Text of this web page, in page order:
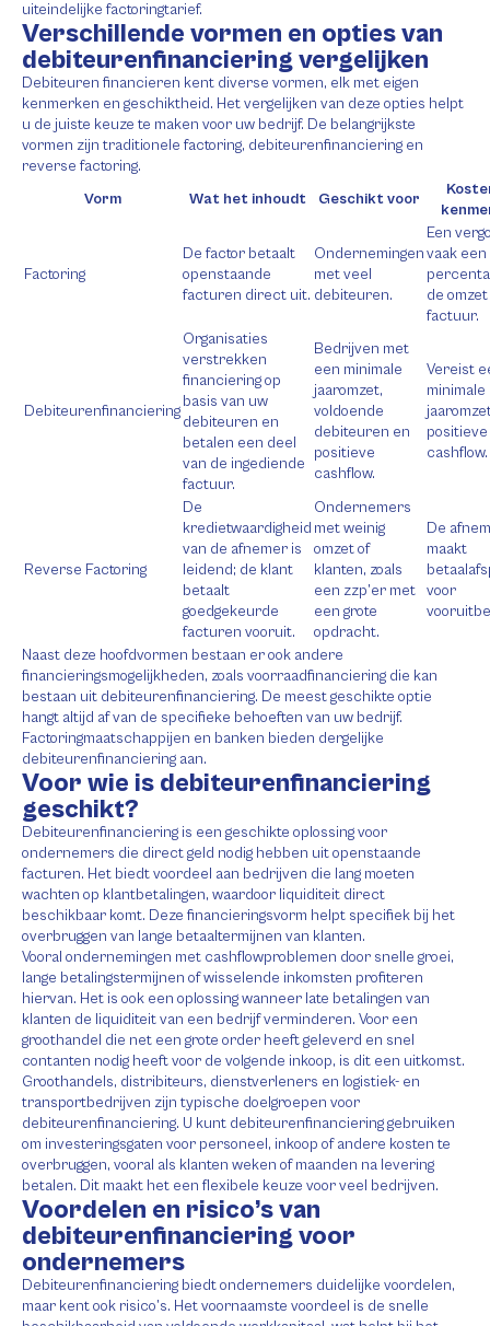
uiteindelijke factoringtarief.
Verschillende vormen en opties van
debiteurenfinanciering vergelijken
Debiteuren financieren kent diverse vormen, elk met eigen
kenmerken en geschiktheid. Het vergelijken van deze opties helpt
u de juiste keuze te maken voor uw bedrijf. De belangrijkste
vormen zijn traditionele factoring, debiteurenfinanciering en
reverse factoring.
Vorm
Wat het inhoudt Geschikt voor
Factoring
De factor betaalt
openstaande
facturen direct uit.
Ondernemingen
met veel
debiteuren.
Een
vaak een
de
factuur.
Debiteurenfinanciering
Organisaties
verstrekken
financiering op
basis van uw
debiteuren en
betalen een deel
van de ingediende
factuur.
Bedrijven met
een minimale
jaaromzet,
voldoende
debiteuren en
positieve
cashflow.
Vereist
minimale
positieve
cashflow.
Reverse Factoring
De
kredietwaardigheid
van de afnemer is
leidend; de klant
betaalt
goedgekeurde
facturen vooruit.
Ondernemers
met weinig
omzet of
klanten, zoals
een zzp’er met
een grote
opdracht.
De
maakt
voor
Naast deze hoofdvormen bestaan er ook andere
financieringsmogelijkheden, zoals voorraadfinanciering die kan
bestaan uit debiteurenfinanciering. De meest geschikte optie
hangt altijd af van de specifieke behoeften van uw bedrijf.
Factoringmaatschappijen en banken bieden dergelijke
debiteurenfinanciering aan.
Voor wie is debiteurenfinanciering
geschikt?
Debiteurenfinanciering is een geschikte oplossing voor
ondernemers die direct geld nodig hebben uit openstaande
facturen. Het biedt voordeel aan bedrijven die lang moeten
wachten op klantbetalingen, waardoor liquiditeit direct
beschikbaar komt. Deze financieringsvorm helpt specifiek bij het
overbruggen van lange betaaltermijnen van klanten.
Vooral ondernemingen met cashflowproblemen door snelle groei,
lange betalingstermijnen of wisselende inkomsten profiteren
hiervan. Het is ook een oplossing wanneer late betalingen van
klanten de liquiditeit van een bedrijf verminderen. Voor een
groothandel die net een grote order heeft geleverd en snel
contanten nodig heeft voor de volgende inkoop, is dit een uitkomst.
Groothandels, distribiteurs, dienstverleners en logistiek- en
transportbedrijven zijn typische doelgroepen voor
debiteurenfinanciering. U kunt debiteurenfinanciering gebruiken
om investeringsgaten voor personeel, inkoop of andere kosten te
overbruggen, vooral als klanten weken of maanden na levering
betalen. Dit maakt het een flexibele keuze voor veel bedrijven.
Voordelen en risico’s van
debiteurenfinanciering voor
ondernemers
Debiteurenfinanciering biedt ondernemers duidelijke voordelen,
maar kent ook risico’s. Het voornaamste voordeel is de snelle